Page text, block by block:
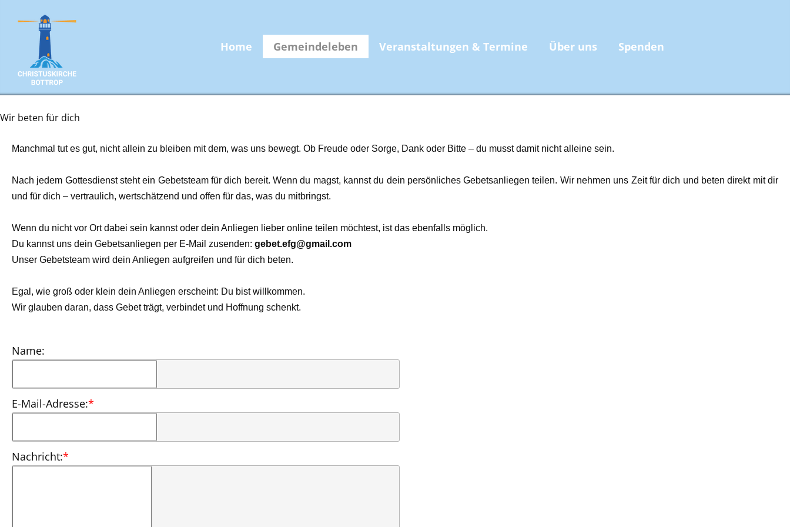
Home Gemeindeleben Veranstaltungen & Termine Über uns Spenden
Wir beten für dich
Manchmal tut es gut, nicht allein zu bleiben mit dem, was uns bewegt. Ob Freude oder Sorge, Dank oder Bitte – du musst damit nicht alleine sein.
Nach jedem Gottesdienst steht ein Gebetsteam für dich bereit. Wenn du magst, kannst du dein persönliches Gebetsanliegen teilen. Wir nehmen uns Zeit für dich und beten direkt mit dir
und für dich – vertraulich, wertschätzend und offen für das, was du mitbringst.
Wenn du nicht vor Ort dabei sein kannst oder dein Anliegen lieber online teilen möchtest, ist das ebenfalls möglich.
Du kannst uns dein Gebetsanliegen per E-Mail zusenden: gebet.efg@gmail.com
Unser Gebetsteam wird dein Anliegen aufgreifen und für dich beten.
Egal, wie groß oder klein dein Anliegen erscheint: Du bist willkommen.
Wir glauben daran, dass Gebet trägt, verbindet und Hoffnung schenkt.
Name:
E-Mail-Adresse:*
Nachricht:*